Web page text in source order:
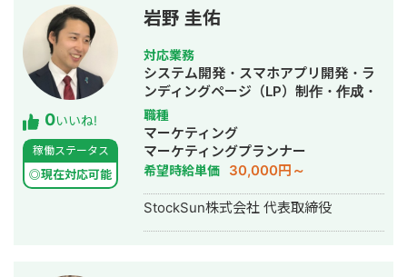
独立。 独立後はフリーランスとなり、
フロントエンドエンジニア兼総合Web
マーケターとして活動。現在はWebコ
ンサルティング会社を創設し、法人と
してStockSunに参画。
0いいね!
稼働ステータス
◎現在対応可能
岩野 圭佑
対応業務
システム開発・スマホアプリ開発・ラ
ンディングページ（LP）制作・作成・
Youtubeチャンネル運営代行・立ち上
げ・ECサイト構築・ネットショップ作
成代行・SEO対策・新規事業立上・
SNS運用代行・ホームページ制作・作
成・リスティング広告運用代行・動画
制作・動画編集
職種
マーケティング
マーケティングプランナー
希望時給単価 30,000円～
StockSun株式会社 代表取締役